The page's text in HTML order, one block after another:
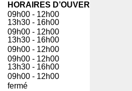
HORAIRES D’OUVERTURE AU
09h00 - 12h00
13h30 - 16h00
09h00 - 12h00
13h30 - 16h00
09h00 - 12h00
09h00 - 12h00
13h30 - 16h00
09h00 - 12h00
fermé